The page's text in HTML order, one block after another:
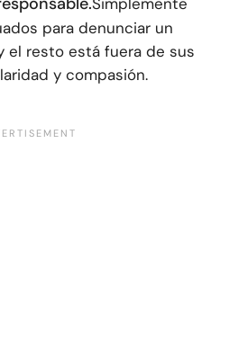
para denunciar un
el resto está fuera de sus
y compasión.